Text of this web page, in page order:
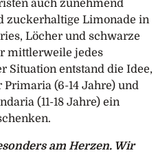
auch zunehmend
zuckerhaltige Limonade in
Löcher und schwarze
mittlerweile jedes
Situation entstand die Idee,
(6-14 Jahre) und
(11-18 Jahre) ein
am Herzen. Wir